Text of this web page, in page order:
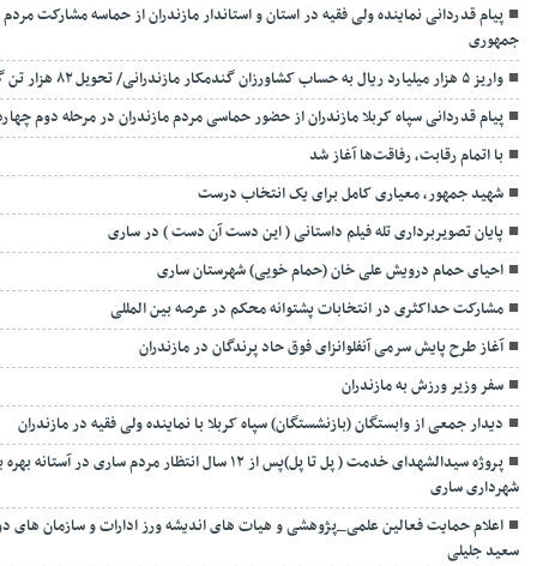
پیام قدردانی نماینده ولی فقیه در استان و استاندار مازندران از حماسه مشارکت
جمهوری
واریز ۵ هزار میلیارد ریال به حساب کشاورزان گندمکار مازندرانی/ تحویل ۸۲ هزار تن گندم تا کنون از کشاورزان استان
پیام قدردانی سپاه کربلا مازندران از حضور حماسی مردم مازندران در مرحله دوم
با اتمام رقابت، رفاقت‌ها آغاز شد
شهید جمهور، معیاری کامل برای یک انتخاب درست
پایان تصویربرداری تله فیلم داستانی ( این دست آن دست ) در ساری
احیای حمام درویش علی خان (حمام خویی) شهرستان ساری
مشارکت حداکثری در انتخابات پشتوانه محکم در عرصه بین المللی
آغاز طرح پایش سرمی آنفلوانزای فوق حاد پرندگان در مازندران
سفر وزیر ورزش به مازندران
دیدار جمعی از وابستگان (بازنشستگان) سپاه کربلا با نماینده ولی فقیه در مازندران
پروژه سیدالشهدای خدمت ( پل تا پل)پس از ۱۲ سال
شهرداری ساری
اعلام حمایت فعالین علمی_پژوهشی و هیات های اندیشه ورز ادارات و سازمان های
سعید جلیلی